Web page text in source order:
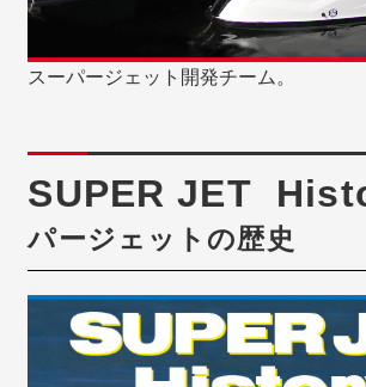
スーパージェット開発チーム。
SUPER JET
パージェットの歴史